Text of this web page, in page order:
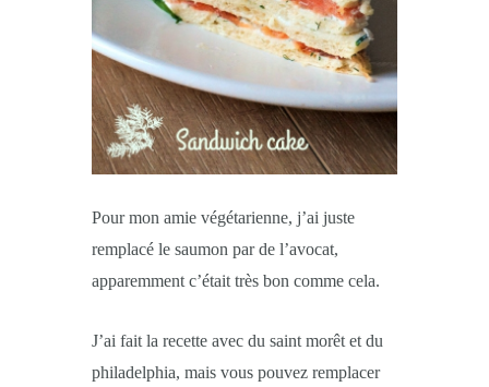
Pour mon amie végétarienne, j’ai juste
remplacé le saumon par de l’avocat,
apparemment c’était très bon comme cela.
J’ai fait la recette avec du saint morêt et du
philadelphia, mais vous pouvez remplacer